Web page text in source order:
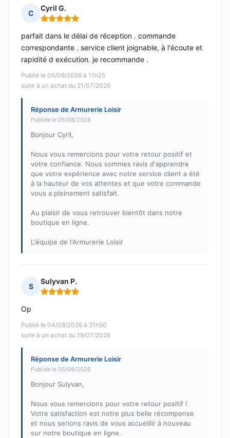
C
Cyril G.
Note : 5 sur 5
Publié le 05/08/2026 à 11h25
suite à un achat du 21/07/2026
parfait dans le délai de réception . commande
correspondante . service client joignable, à l'écoute et
rapidité d exécution. je recommande .
Réponse de Armurerie Loisir
Publiée le 05/08/2026
Bonjour Cyril,
Nous vous remercions pour votre retour positif et
votre confiance. Nous sommes ravis d'apprendre
que votre expérience avec notre service client a été
à la hauteur de vos attentes et que votre commande
vous a pleinement satisfait.
Au plaisir de vous retrouver bientôt dans notre
boutique en ligne.
L'équipe de l'Armurerie Loisir
S
Sulyvan P.
Note : 5 sur 5
Publié le 04/08/2026 à 21h50
suite à un achat du 19/07/2026
Op
Réponse de Armurerie Loisir
Publiée le 05/08/2026
Bonjour Sulyvan,
Nous vous remercions pour votre retour positif !
Votre satisfaction est notre plus belle récompense
et nous serions ravis de vous accueillir à nouveau
sur notre boutique en ligne.